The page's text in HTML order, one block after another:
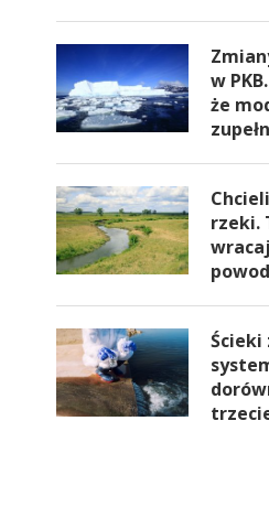
w
że
rzeki.
Ścieki